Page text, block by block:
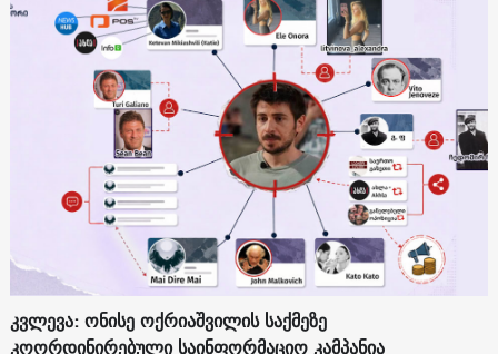
კვლევა: ონისე ოქრიაშვილის საქმეზე
კოორდინირებული საინფორმაციო კამპანია